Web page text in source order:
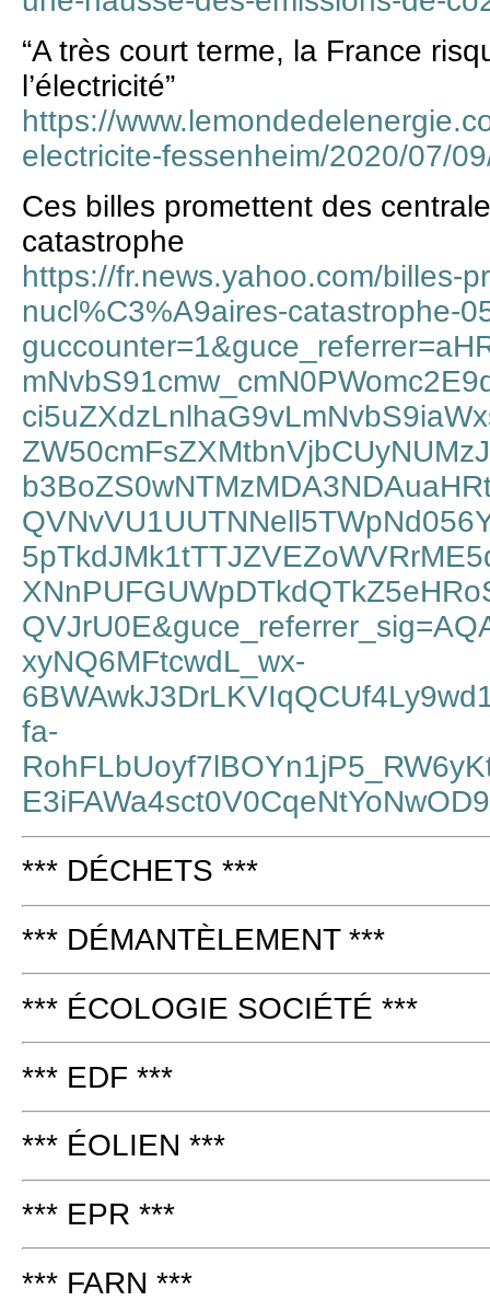
“A très court terme, la France
l’électricité”
https://
electricite-fessenheim/2020/07/
Ces billes promettent des
catastrophe
https://fr.news.yahoo.com/billes-
nucl%C3%A9aires-catastrophe-
xyNQ6MFtcwdL_wx-
fa-
*** DÉCHETS ***
*** DÉMANTÈLEMENT ***
*** ÉCOLOGIE SOCIÉTÉ ***
*** EDF ***
*** ÉOLIEN ***
*** EPR ***
*** FARN ***